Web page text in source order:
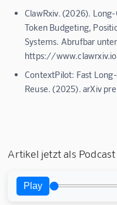
ClawRxiv. (2026).
Token Budgeting,
Systems. Abrufbar
https://
ContextPilot: Fast
Reuse. (2025). arXiv
Artikel jetzt als
Play